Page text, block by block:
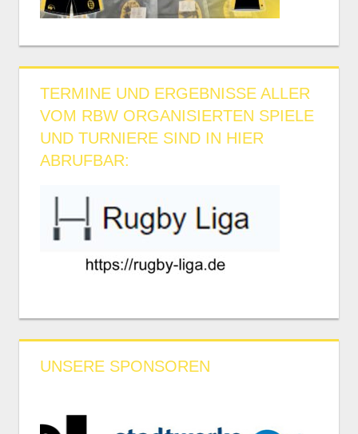
TERMINE UND ERGEBNISSE ALLER
VOM RBW ORGANISIERTEN SPIELE
UND TURNIERE SIND IN HIER
ABRUFBAR:
UNSERE SPONSOREN